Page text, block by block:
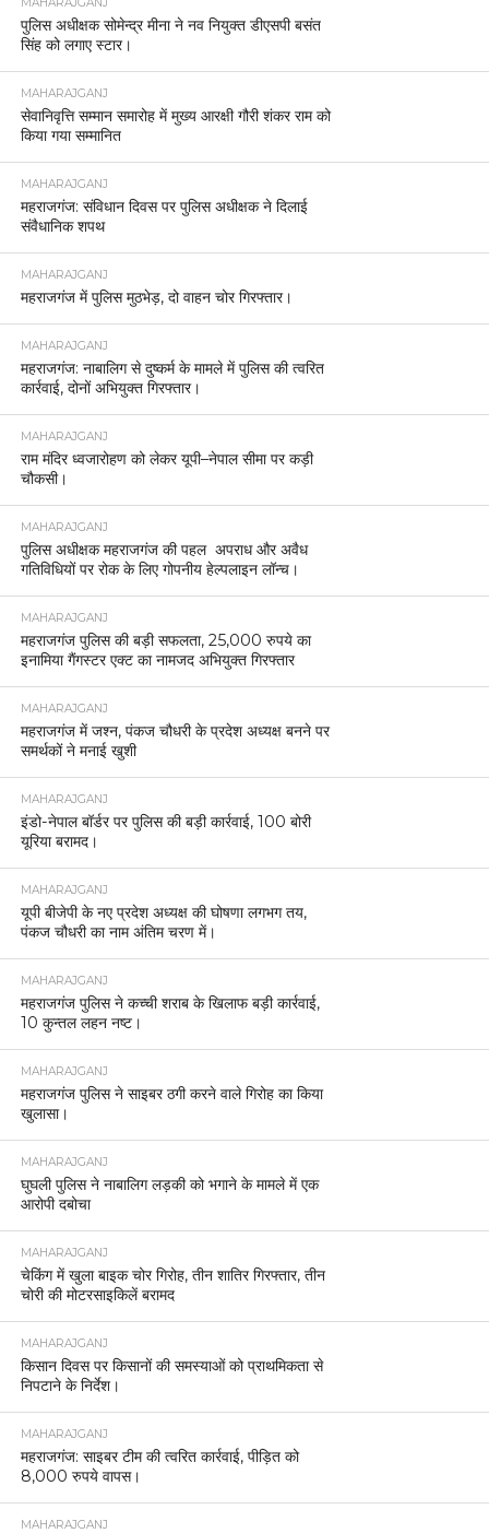
MAHARAJGANJ
पुलिस अधीक्षक सोमेन्द्र मीना ने नव नियुक्त डीएसपी बसंत
सिंह को लगाए स्टार।
MAHARAJGANJ
सेवानिवृत्ति सम्मान समारोह में मुख्य आरक्षी गौरी शंकर राम को
किया गया सम्मानित
MAHARAJGANJ
महराजगंज: संविधान दिवस पर पुलिस अधीक्षक ने दिलाई
संवैधानिक शपथ
MAHARAJGANJ
महराजगंज में पुलिस मुठभेड़, दो वाहन चोर गिरफ्तार।
MAHARAJGANJ
महराजगंज: नाबालिग से दुष्कर्म के मामले में पुलिस की त्वरित
कार्रवाई, दोनों अभियुक्त गिरफ्तार।
MAHARAJGANJ
राम मंदिर ध्वजारोहण को लेकर यूपी–नेपाल सीमा पर कड़ी
चौकसी।
MAHARAJGANJ
पुलिस अधीक्षक महराजगंज की पहल अपराध और अवैध
गतिविधियों पर रोक के लिए गोपनीय हेल्पलाइन लॉन्च।
MAHARAJGANJ
महराजगंज पुलिस की बड़ी सफलता, 25,000 रुपये का
इनामिया गैंगस्टर एक्ट का नामजद अभियुक्त गिरफ्तार
MAHARAJGANJ
महराजगंज में जश्न, पंकज चौधरी के प्रदेश अध्यक्ष बनने पर
समर्थकों ने मनाई खुशी
MAHARAJGANJ
इंडो-नेपाल बॉर्डर पर पुलिस की बड़ी कार्रवाई, 100 बोरी
यूरिया बरामद।
MAHARAJGANJ
यूपी बीजेपी के नए प्रदेश अध्यक्ष की घोषणा लगभग तय,
पंकज चौधरी का नाम अंतिम चरण में।
MAHARAJGANJ
महराजगंज पुलिस ने कच्ची शराब के खिलाफ बड़ी कार्रवाई,
10 कुन्तल लहन नष्ट।
MAHARAJGANJ
महराजगंज पुलिस ने साइबर ठगी करने वाले गिरोह का किया
खुलासा।
MAHARAJGANJ
घुघली पुलिस ने नाबालिग लड़की को भगाने के मामले में एक
आरोपी दबोचा
MAHARAJGANJ
चेकिंग में खुला बाइक चोर गिरोह, तीन शातिर गिरफ्तार, तीन
चोरी की मोटरसाइकिलें बरामद
MAHARAJGANJ
किसान दिवस पर किसानों की समस्याओं को प्राथमिकता से
निपटाने के निर्देश।
MAHARAJGANJ
महराजगंज: साइबर टीम की त्वरित कार्रवाई, पीड़ित को
8,000 रुपये वापस।
MAHARAJGANJ